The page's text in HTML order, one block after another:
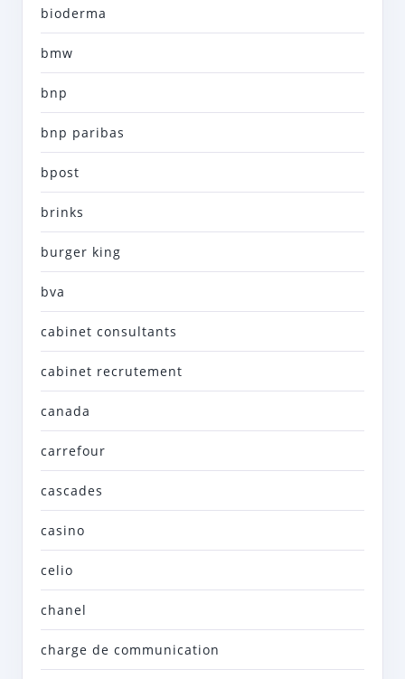
bioderma
bmw
bnp
bnp paribas
bpost
brinks
burger king
bva
cabinet consultants
cabinet recrutement
canada
carrefour
cascades
casino
celio
chanel
charge de communication